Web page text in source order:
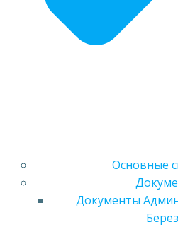
Основные
Документы